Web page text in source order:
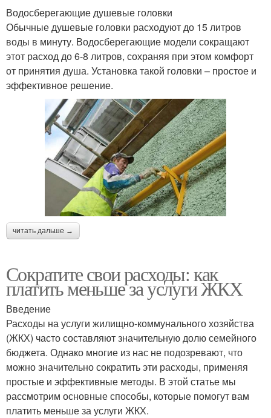
Водосберегающие душевые головки
Обычные душевые головки расходуют до 15 литров
воды в минуту. Водосберегающие модели сокращают
этот расход до 6-8 литров, сохраняя при этом комфорт
от принятия душа. Установка такой головки – простое и
эффективное решение.
читать дальше →
Сократите свои расходы: как
платить меньше за услуги ЖКХ
Введение
Расходы на услуги жилищно-коммунального хозяйства
(ЖКХ) часто составляют значительную долю семейного
бюджета. Однако многие из нас не подозревают, что
можно значительно сократить эти расходы, применяя
простые и эффективные методы. В этой статье мы
рассмотрим основные способы, которые помогут вам
платить меньше за услуги ЖКХ.